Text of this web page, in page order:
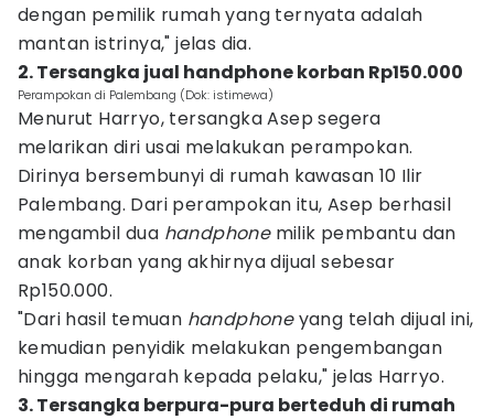
dengan pemilik rumah yang ternyata adalah
mantan istrinya," jelas dia.
2. Tersangka jual handphone korban Rp150.000
Perampokan di Palembang (Dok: istimewa)
Menurut Harryo, tersangka Asep segera
melarikan diri usai melakukan perampokan.
Dirinya bersembunyi di rumah kawasan 10 Ilir
Palembang. Dari perampokan itu, Asep berhasil
mengambil dua handphonemilik pembantu dan
anak korban yang akhirnya dijual sebesar
Rp150.000.
"Dari hasil temuan handphoneyang telah dijual ini,
kemudian penyidik melakukan pengembangan
hingga mengarah kepada pelaku," jelas Harryo.
3. Tersangka berpura-pura berteduh di rumah